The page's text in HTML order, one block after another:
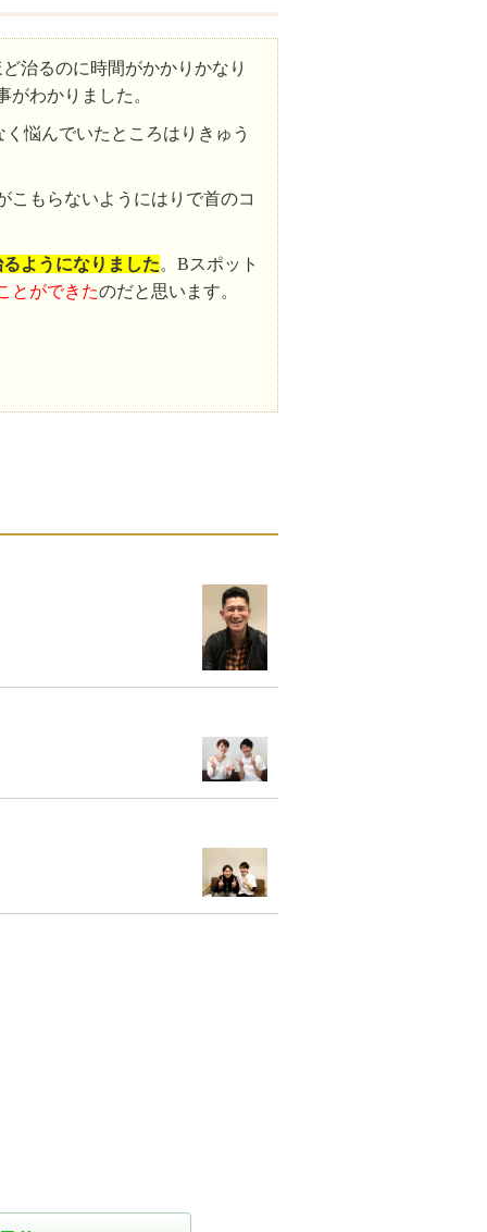
治るのに時間がかかりかなり
がわかりました。
悩んでいたところはりきゅう
こもらないようにはりで首のコ
ようになりました。Bスポット
とができたのだと思います。